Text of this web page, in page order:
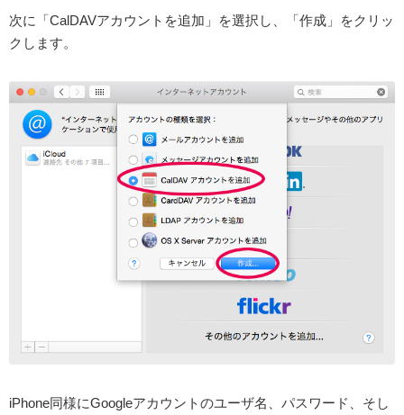
次に「CalDAVアカウントを追加」を選択し、「作成」をクリッ
クします。
iPhone同様にGoogleアカウントのユーザ名、パスワード、そし